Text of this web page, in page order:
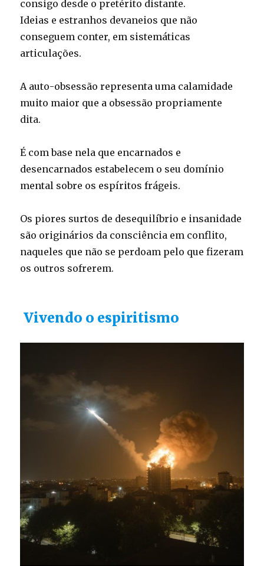
consigo desde o pretérito distante.
Ideias e estranhos devaneios que não
conseguem conter, em sistemáticas
articulações.
A auto-obsessão representa uma calamidade
muito maior que a obsessão propriamente
dita.
É com base nela que encarnados e
desencarnados estabelecem o seu domínio
mental sobre os espíritos frágeis.
Os piores surtos de desequilíbrio e insanidade
são originários da consciência em conflito,
naqueles que não se perdoam pelo que fizeram
os outros sofrerem.
Vivendo o espiritismo